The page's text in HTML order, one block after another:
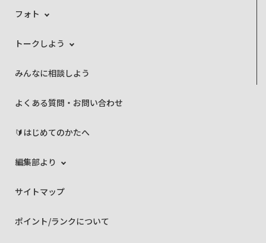
フォト
トークしよう
みんなに相談しよう
よくある質問・お問い合わせ
🔰はじめてのかたへ
編集部より
サイトマップ
ポイント/ランクについて